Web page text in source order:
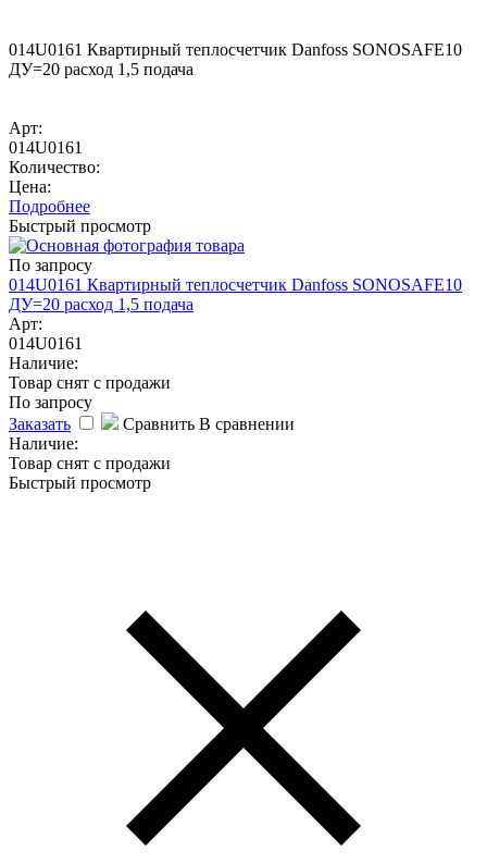
014U0161 Квартирный теплосчетчик Danfoss SONOSAFE10
ДУ=20 расход 1,5 подача
Арт:
014U0161
Количество:
Цена:
Подробнее
Быстрый просмотр
По запросу
014U0161 Квартирный теплосчетчик Danfoss SONOSAFE10
ДУ=20 расход 1,5 подача
Арт:
014U0161
Наличие:
Товар снят с продажи
По запросу
Заказать
Сравнить В сравнении
Наличие:
Товар снят с продажи
Быстрый просмотр